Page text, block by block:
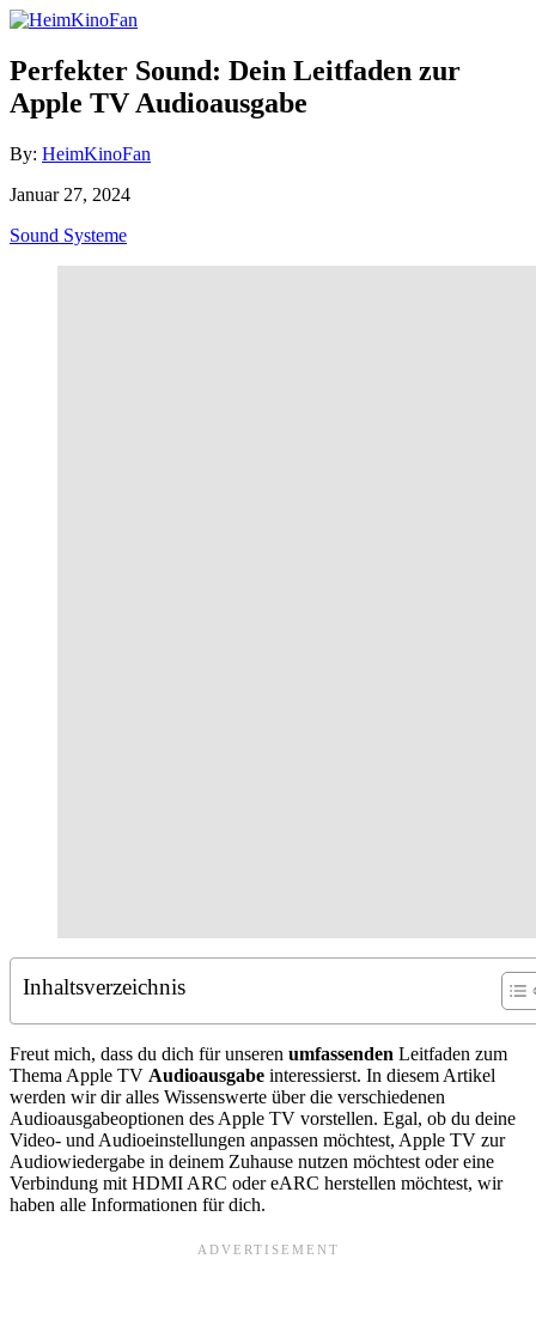
Skip
Content
Perfekter Sound: Dein Leitfaden zur
Apple TV Audioausgabe
By: Author
HeimKinoFan
Posted
Januar 27, 2024
Categories
Sound Systeme
Inhaltsverzeichnis
Freut mich, dass du dich für unseren umfassenden Leitfaden zum
Thema Apple TV Audioausgabe interessierst. In diesem Artikel
werden wir dir alles Wissenswerte über die verschiedenen
Audioausgabeoptionen des Apple TV vorstellen. Egal, ob du deine
Video- und Audioeinstellungen anpassen möchtest, Apple TV zur
Audiowiedergabe in deinem Zuhause nutzen möchtest oder eine
Verbindung mit HDMI ARC oder eARC herstellen möchtest, wir
haben alle Informationen für dich.